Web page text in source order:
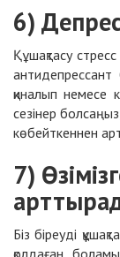
6)
Құшақтасу
қиналып немесе
сезінер
көбейткеннен
7)
Біз біреуді